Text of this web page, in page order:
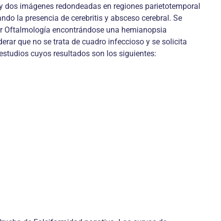
imágenes redondeadas en regiones parietotemporal
la presencia de cerebritis y absceso cerebral. Se
Oftalmología encontrándose una hemianopsia
que no se trata de cuadro infeccioso y se solicita
cuyos resultados son los siguientes: